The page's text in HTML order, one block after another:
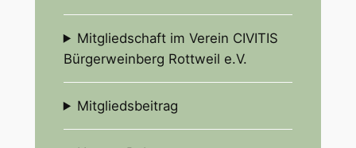
Mitgliedschaft im Verein CIVITIS
Bürgerweinberg Rottweil e.V.
Mitgliedsbeitrag